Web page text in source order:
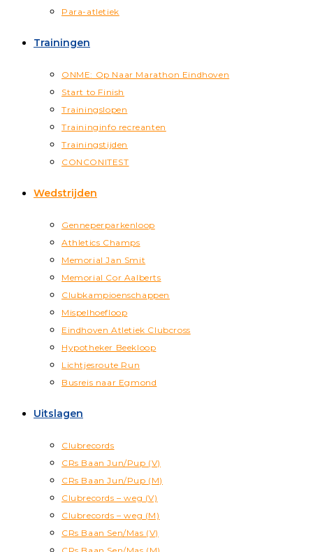
Para-atletiek
Trainingen
ONME: Op Naar Marathon Eindhoven
Start to Finish
Trainingslopen
Traininginfo recreanten
Trainingstijden
CONCONITEST
Wedstrijden
Genneperparkenloop
Athletics Champs
Memorial Jan Smit
Memorial Cor Aalberts
Clubkampioenschappen
Mispelhoefloop
Eindhoven Atletiek Clubcross
Hypotheker Beekloop
Lichtjesroute Run
Busreis naar Egmond
Uitslagen
Clubrecords
CRs Baan Jun/Pup (V)
CRs Baan Jun/Pup (M)
Clubrecords – weg (V)
Clubrecords – weg (M)
CRs Baan Sen/Mas (V)